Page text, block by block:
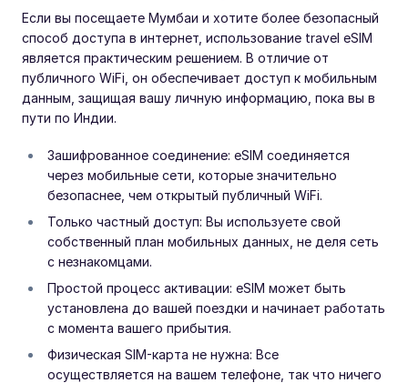
Если вы посещаете Мумбаи и хотите более безопасный
способ доступа в интернет, использование travel eSIM
является практическим решением. В отличие от
публичного WiFi, он обеспечивает доступ к мобильным
данным, защищая вашу личную информацию, пока вы в
пути по Индии.
Зашифрованное соединение: eSIM соединяется
через мобильные сети, которые значительно
безопаснее, чем открытый публичный WiFi.
Только частный доступ: Вы используете свой
собственный план мобильных данных, не деля сеть
с незнакомцами.
Простой процесс активации: eSIM может быть
установлена до вашей поездки и начинает работать
с момента вашего прибытия.
Физическая SIM-карта не нужна: Все
осуществляется на вашем телефоне, так что ничего